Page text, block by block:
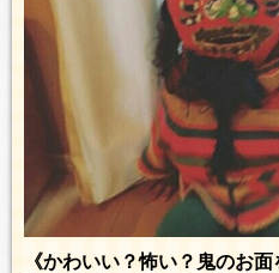
《かわいい？怖い？鬼のお